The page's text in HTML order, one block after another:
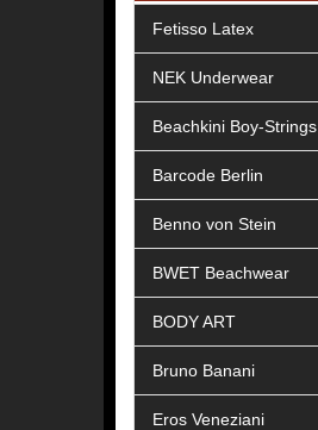
Fetisso Latex
NEK Underwear
Beachkini Boy-Strings
Barcode Berlin
Benno von Stein
BWET Beachwear
BODY ART
Bruno Banani
Eros Veneziani